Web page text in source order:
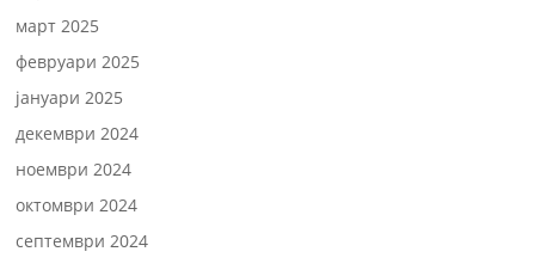
март 2025
февруари 2025
јануари 2025
декември 2024
ноември 2024
октомври 2024
септември 2024